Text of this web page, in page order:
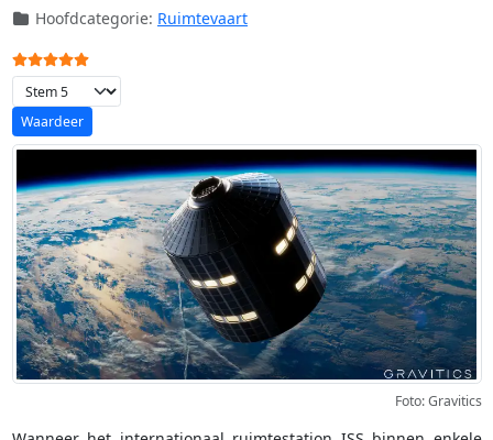
Hoofdcategorie: Ruimtevaart
Gebruikerswaardering:
Voeg waardering toe
Foto: Gravitics